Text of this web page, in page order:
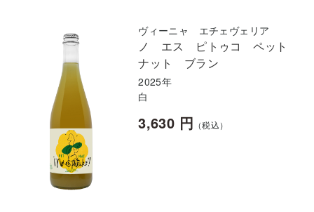
ヴィーニャ エチェヴェリア
ノ エス ピトゥコ ペット
ナット ブラン
2025年
白
3,630 円 （税込）